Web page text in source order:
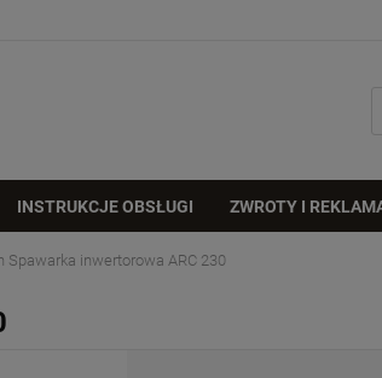
INSTRUKCJE OBSŁUGI ZWROTY I
Spawarka inwertorowa ARC 230